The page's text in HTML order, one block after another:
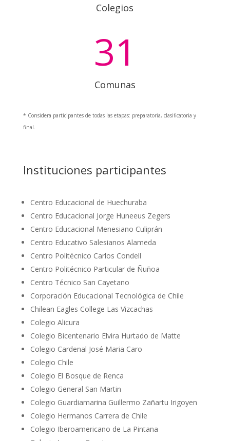
Colegios
31
Comunas
* Considera participantes de todas las etapas: preparatoria, clasificatoria y
final.
Instituciones participantes
Centro Educacional de Huechuraba
Centro Educacional Jorge Huneeus Zegers
Centro Educacional Menesiano Culiprán
Centro Educativo Salesianos Alameda
Centro Politécnico Carlos Condell
Centro Politécnico Particular de Ñuñoa
Centro Técnico San Cayetano
Corporación Educacional Tecnológica de Chile
Chilean Eagles College Las Vizcachas
Colegio Alicura
Colegio Bicentenario Elvira Hurtado de Matte
Colegio Cardenal José Maria Caro
Colegio Chile
Colegio El Bosque de Renca
Colegio General San Martin
Colegio Guardiamarina Guillermo Zañartu Irigoyen
Colegio Hermanos Carrera de Chile
Colegio Iberoamericano de La Pintana